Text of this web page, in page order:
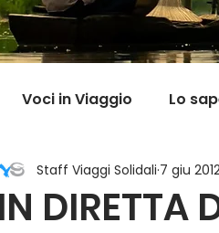
Voci in Viaggio Lo
noi Carnet Good
IN DIRETTA
Staff Viaggi Solidali 7 giu